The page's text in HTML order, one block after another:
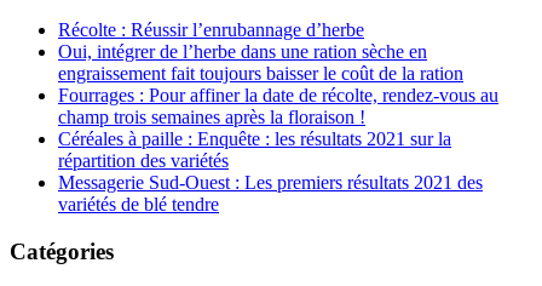
Récolte : Réussir l’enrubannage d’herbe
Oui, intégrer de l’herbe dans une ration sèche en
engraissement fait toujours baisser le coût de la ration
Fourrages : Pour affiner la date de récolte, rendez-vous au
champ trois semaines après la floraison !
Céréales à paille : Enquête : les résultats 2021 sur la
répartition des variétés
Messagerie Sud-Ouest : Les premiers résultats 2021 des
variétés de blé tendre
Catégories